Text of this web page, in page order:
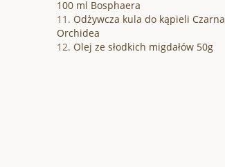
100 ml Bosphaera
Odżywcza kula do kąpieli Czarna
Orchidea
Olej ze słodkich migdałów 50g